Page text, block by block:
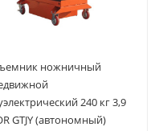
ножничный
240 кг 3,9
GTJY (автономный)